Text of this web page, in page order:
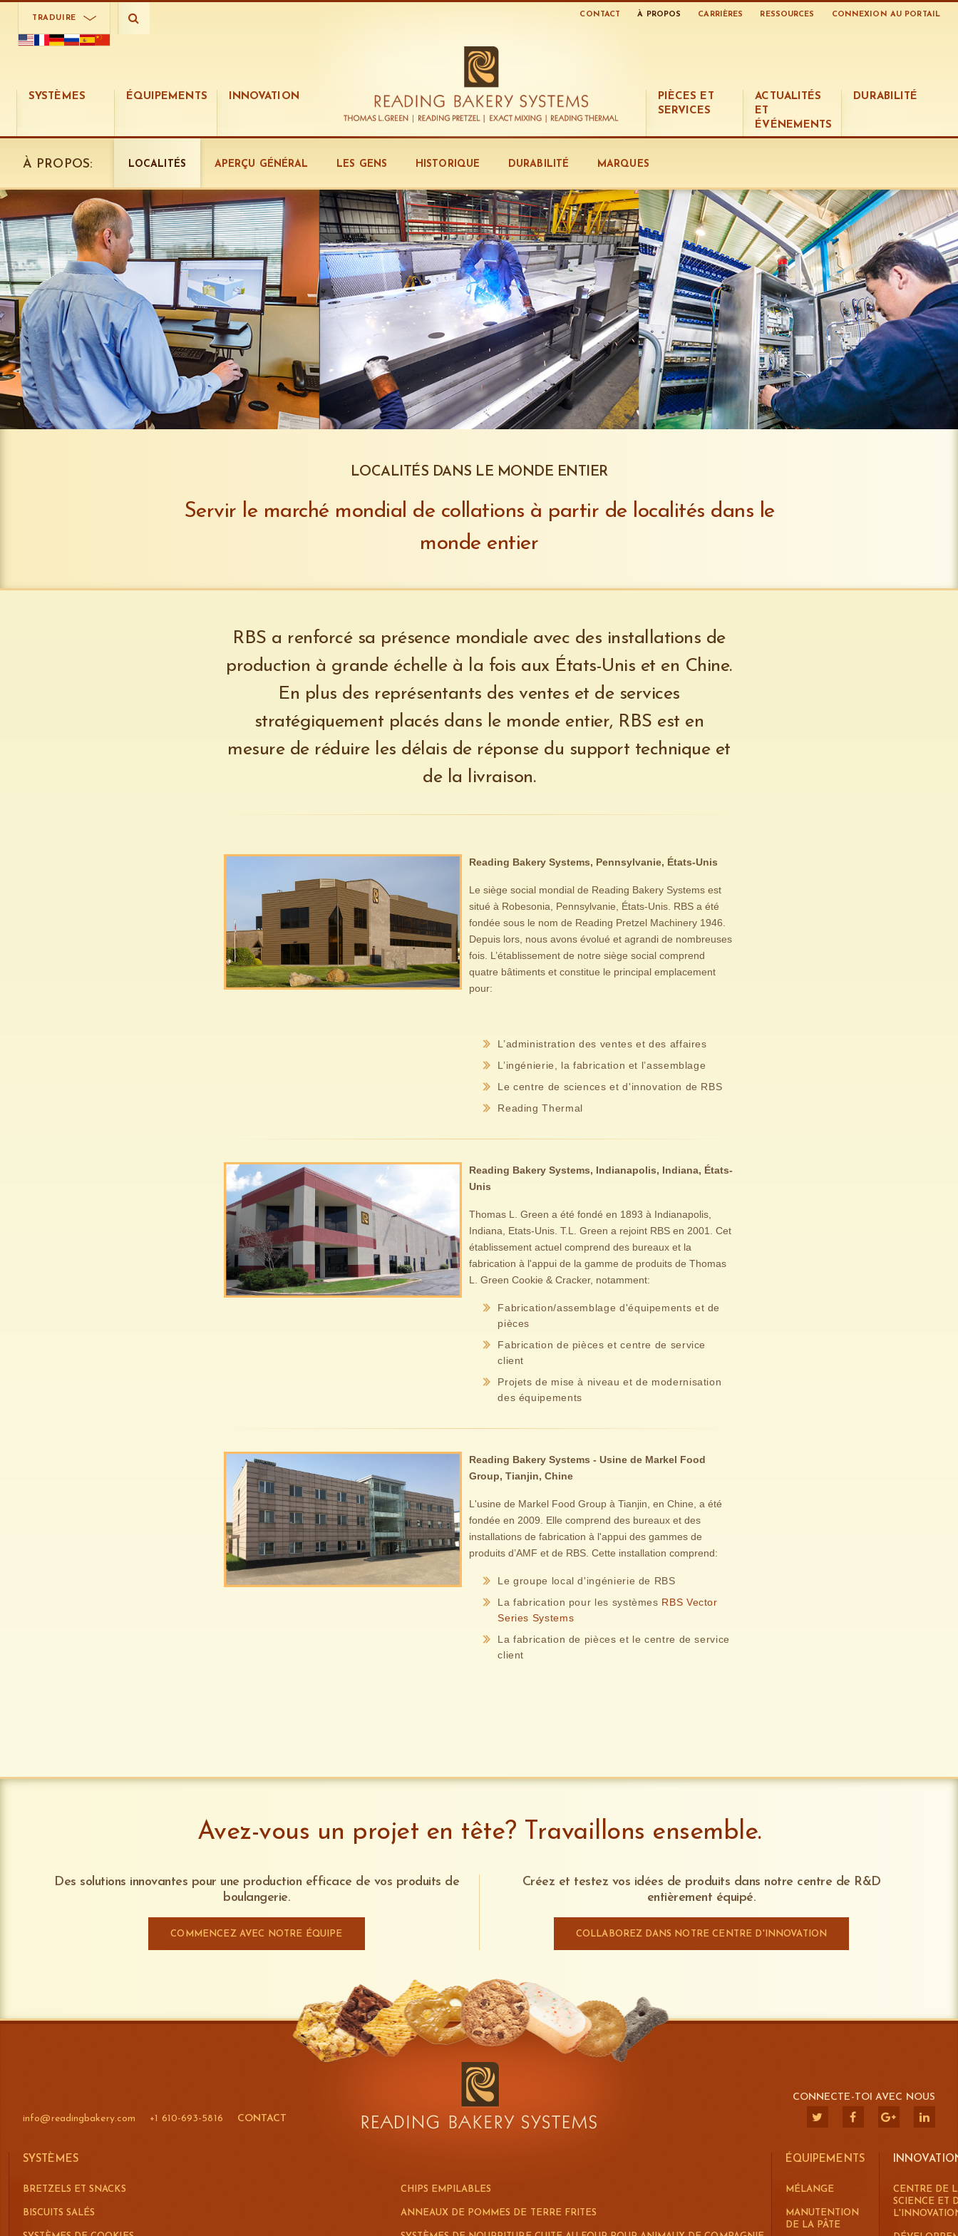
TRADUIRE CONTACT À PROPOS CARRIÈRES RESSOURCES CONNEXION AU PORTAIL
SYSTÈMES ÉQUIPEMENTS INNOVATION
PIÈCES ET
SERVICES
ACTUALITÉS
ET
ÉVÉNEMENTS
DURABILITÉ
À PROPOS: APERÇU GÉNÉRAL LES GENS HISTORIQUE
LOCALITÉS DURABILITÉ MARQUES
LOCALITÉS DANS LE MONDE ENTIER
Servir le marché mondial de collations à partir de localités dans le
monde entier
RBS a renforcé sa présence mondiale avec des installations de
production à grande échelle à la fois aux États-Unis et en Chine.
En plus des représentants des ventes et de services
stratégiquement placés dans le monde entier, RBS est en
mesure de réduire les délais de réponse du support technique et
de la livraison.
Reading Bakery Systems, Pennsylvanie, États-Unis
Le siège social mondial de Reading Bakery Systems est
situé à Robesonia, Pennsylvanie, États-Unis. RBS a été
fondée sous le nom de Reading Pretzel Machinery 1946.
Depuis lors, nous avons évolué et agrandi de nombreuses
fois. L’établissement de notre siège social comprend
quatre bâtiments et constitue le principal emplacement
pour:
L’administration des ventes et des affaires
L’ingénierie, la fabrication et l’assemblage
Le centre de sciences et d'innovation de RBS
Reading Thermal
Reading Bakery Systems, Indianapolis, Indiana, États-
Unis
Thomas L. Green a été fondé en 1893 à Indianapolis,
Indiana, Etats-Unis. T.L. Green a rejoint RBS en 2001. Cet
établissement actuel comprend des bureaux et la
fabrication à l'appui de la gamme de produits de Thomas
L. Green Cookie & Cracker, notamment:
Fabrication/assemblage d'équipements et de
pièces
Fabrication de pièces et centre de service
client
Projets de mise à niveau et de modernisation
des équipements
Reading Bakery Systems - Usine de Markel Food
Group, Tianjin, Chine
L'usine de Markel Food Group à Tianjin, en Chine, a été
fondée en 2009. Elle comprend des bureaux et des
installations de fabrication à l'appui des gammes de
produits d’AMF et de RBS. Cette installation comprend:
Le groupe local d'ingénierie de RBS
La fabrication pour les systèmes RBS Vector
Series Systems
La fabrication de pièces et le centre de service
client
Avez-vous un projet en tête? Travaillons ensemble.
Des solutions innovantes pour une production efficace de vos produits de
boulangerie.
COMMENCEZ AVEC NOTRE ÉQUIPE
Créez et testez vos idées de produits dans notre centre de R&D
entièrement équipé.
COLLABOREZ DANS NOTRE CENTRE D'INNOVATION
info@readingbakery.com +1 610-693-5816 CONTACT
CONNECTE-TOI AVEC NOUS
SYSTÈMES
BRETZELS ET SNACKS
BISCUITS SALÉS
CHIPS EMPILABLES
ANNEAUX DE POMMES DE TERRE FRITES
ÉQUIPEMENTS
MÉLANGE
MANUTENTION
DE LA PÂTE
CENTRE DE
SCIENCE ET